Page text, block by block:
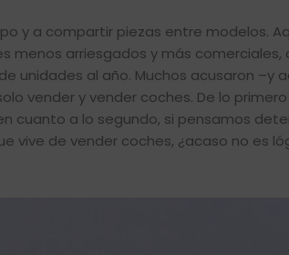
y a compartir piezas entre modelos.
arriesgados y más comerciales,
unidades al año. Muchos acusaron –y
vender y vender coches. De lo
cuanto a lo segundo, si pensamos
vive de vender coches, ¿acaso no es